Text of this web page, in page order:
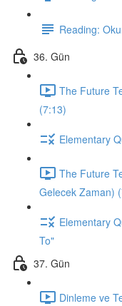
Reading:
36. Gün
The Future
(7:13)
Elementary
The Future
Gelecek Zaman)
Elementary
To"
37. Gün
Dinleme ve